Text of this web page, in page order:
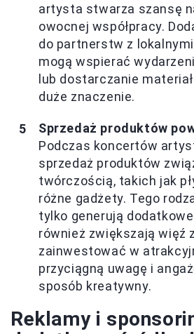
artysta stwarza szansę
owocnej współpracy.
do partnerstw z
mogą wspierać
lub dostarczanie
duże znaczenie.
Sprzedaż produktów
Podczas koncertów
sprzedaż produktów
twórczością, takich jak
różne gadżety. Tego
tylko generują
również zwiększają więź
zainwestować w
przyciągną uwagę i
sposób kreatywny.
Reklamy i